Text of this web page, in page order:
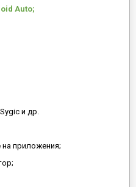
Auto;
и др.
на приложения;